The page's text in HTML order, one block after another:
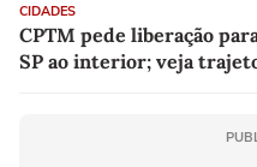
CIDADES
CPTM pede liberação
SP ao interior; veja